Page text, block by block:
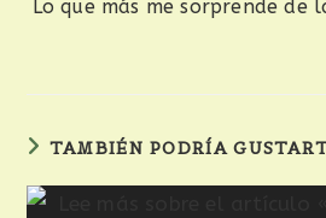
Lo que más me sorprende de
TAMBIÉN PODRÍA